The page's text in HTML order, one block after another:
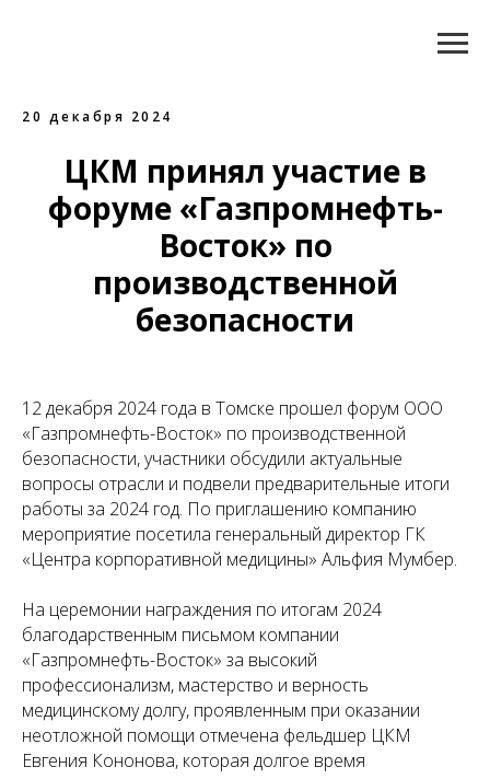
20 декабря 2024
ЦКМ принял участие в
форуме «Газпромнефть-
Восток» по
производственной
безопасности
12 декабря 2024 года в Томске прошел форум ООО
«Газпромнефть-Восток» по производственной
безопасности, участники обсудили актуальные
вопросы отрасли и подвели предварительные итоги
работы за 2024 год. По приглашению компанию
мероприятие посетила генеральный директор ГК
«Центра корпоративной медицины» Альфия Мумбер.
На церемонии награждения по итогам 2024
благодарственным письмом компании
«Газпромнефть-Восток» за высокий
профессионализм, мастерство и верность
медицинскому долгу, проявленным при оказании
неотложной помощи отмечена фельдшер ЦКМ
Евгения Кононова, которая долгое время